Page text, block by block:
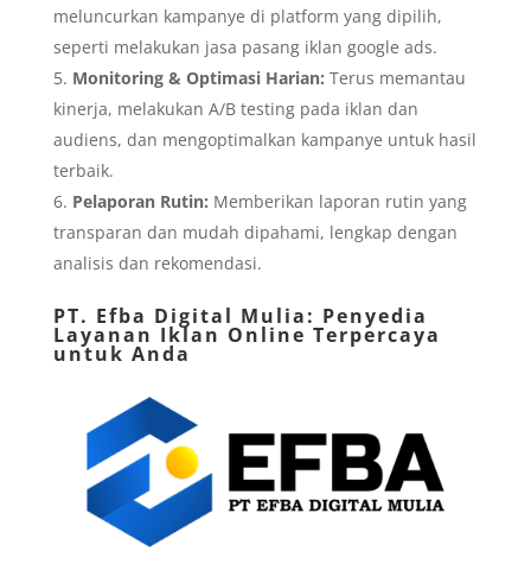
meluncurkan kampanye di platform yang dipilih,
seperti melakukan jasa pasang iklan google ads.
Monitoring & Optimasi Harian: Terus memantau
kinerja, melakukan A/B testing pada iklan dan
audiens, dan mengoptimalkan kampanye untuk hasil
terbaik.
Pelaporan Rutin: Memberikan laporan rutin yang
transparan dan mudah dipahami, lengkap dengan
analisis dan rekomendasi.
PT. Efba Digital Mulia: Penyedia
Layanan Iklan Online Terpercaya
untuk Anda